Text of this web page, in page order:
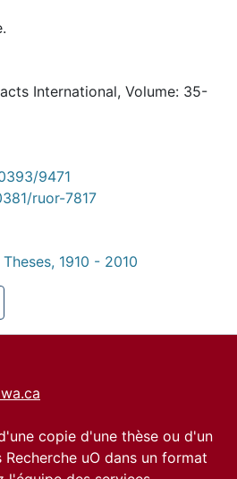
International, Volume: 35-
9471
ruor-7817
1910 - 2010
copie d'une thèse ou d'un
uO dans un format